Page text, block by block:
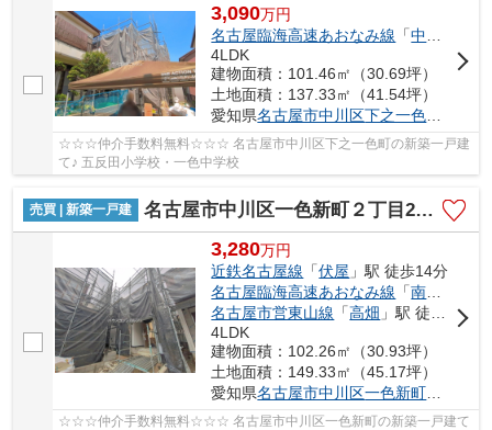
3,090万円
名古屋臨海高速あおなみ線 「中島
4LDK
建物面積：101.46㎡（30.69坪）
土地面積：137.33㎡（41.54坪）
愛知県名古屋市中川区下之一色町
☆☆☆仲介手数料無料☆☆☆ 名古屋市中川区下之一色町の新築一戸建
て♪ 五反田小学校・一色中学校
売買 | 新築一戸建 名古屋市中川区一色新町２丁目205【仲介手数料無料】新築一戸建て 2号棟
3,280万円
近鉄名古屋線 「伏屋 」駅 徒歩14分
名古屋臨海高速あおなみ線 「南荒子
名古屋市営東山線 「高畑 」駅 徒歩42分
4LDK
建物面積：102.26㎡（30.93坪）
土地面積：149.33㎡（45.17坪）
愛知県名古屋市中川区一色新町
☆☆☆仲介手数料無料☆☆☆ 名古屋市中川区一色新町の新築一戸建て